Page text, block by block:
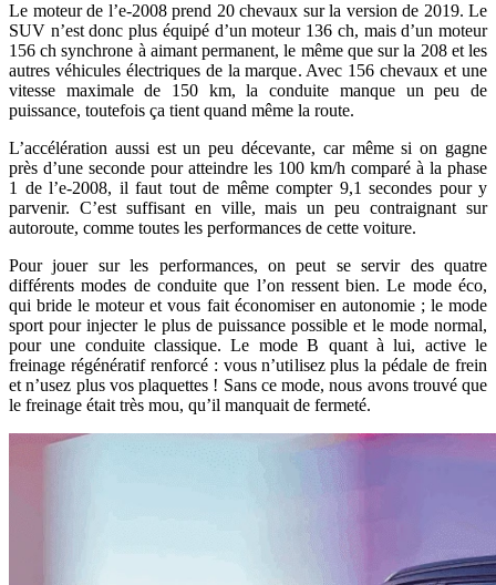
Le moteur de l’e-2008 prend 20 chevaux sur la version de 2019. Le
SUV n’est donc plus équipé d’un moteur 136 ch, mais d’un moteur
156 ch synchrone à aimant permanent, le même que sur la 208 et les
autres véhicules électriques de la marque. Avec 156 chevaux et une
vitesse maximale de 150 km, la conduite manque un peu de
puissance, toutefois ça tient quand même la route.
L’accélération aussi est un peu décevante, car même si on gagne
près d’une seconde pour atteindre les 100 km/h comparé à la phase
1 de l’e-2008, il faut tout de même compter 9,1 secondes pour y
parvenir. C’est suffisant en ville, mais un peu contraignant sur
autoroute, comme toutes les performances de cette voiture.
Pour jouer sur les performances, on peut se servir des quatre
différents modes de conduite que l’on ressent bien. Le mode éco,
qui bride le moteur et vous fait économiser en autonomie ; le mode
sport pour injecter le plus de puissance possible et le mode normal,
pour une conduite classique. Le mode B quant à lui, active le
freinage régénératif renforcé : vous n’utilisez plus la pédale de frein
et n’usez plus vos plaquettes ! Sans ce mode, nous avons trouvé que
le freinage était très mou, qu’il manquait de fermeté.